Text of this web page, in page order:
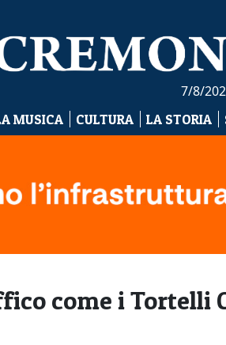
7/8/
MUSICA CULTURA LA STORIA
come i Tortelli